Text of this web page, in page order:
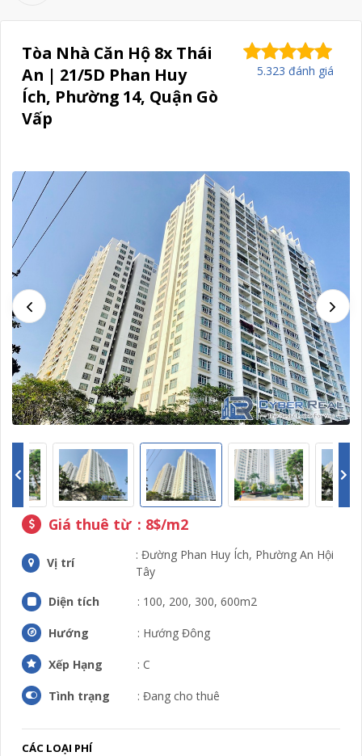
Tòa Nhà Căn Hộ 8x Thái
An | 21/5D Phan Huy
Ích, Phường 14, Quận Gò
Vấp
5.323 đánh giá
Giá thuê từ : 8$/m2
Vị trí
: Đường Phan Huy Ích, Phường An Hội
Tây
Diện tích
: 100, 200, 300, 600m2
Hướng : Hướng Đông
Xếp Hạng : C
Tình trạng : Đang cho thuê
CÁC LOẠI PHÍ